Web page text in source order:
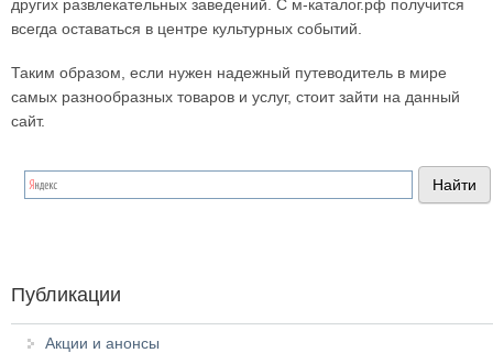
других развлекательных заведений. С м-каталог.рф получится
всегда оставаться в центре культурных событий.
Таким образом, если нужен надежный путеводитель в мире
самых разнообразных товаров и услуг, стоит зайти на данный
сайт.
Публикации
Акции и анонсы